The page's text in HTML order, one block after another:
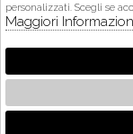
2026 Ditta
personalizzati. Scegli se
Maggiori